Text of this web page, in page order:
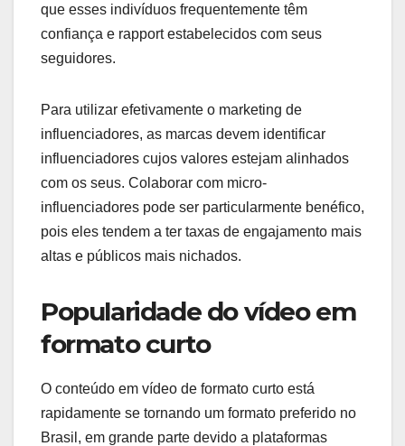
que esses indivíduos frequentemente têm
confiança e rapport estabelecidos com seus
seguidores.
Para utilizar efetivamente o marketing de
influenciadores, as marcas devem identificar
influenciadores cujos valores estejam alinhados
com os seus. Colaborar com micro-
influenciadores pode ser particularmente benéfico,
pois eles tendem a ter taxas de engajamento mais
altas e públicos mais nichados.
Popularidade do vídeo em
formato curto
O conteúdo em vídeo de formato curto está
rapidamente se tornando um formato preferido no
Brasil, em grande parte devido a plataformas